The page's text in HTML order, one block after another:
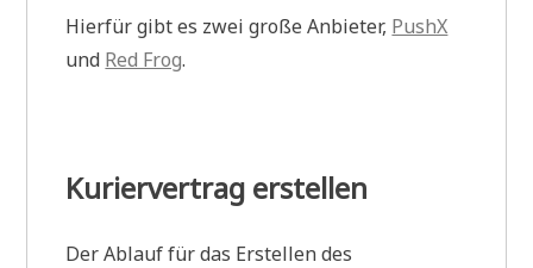
Hierfür gibt es zwei große Anbieter, PushX
und Red Frog.
Kuriervertrag erstellen
Der Ablauf für das Erstellen des